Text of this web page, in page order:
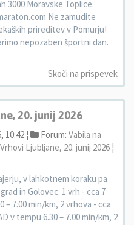
3000 Moravske Toplice.
Ne zamudite
prireditev v Pomurju!
nepozaben športni dan.
Skoči na prispevek
20. junij 2026
10:42 ¦ Forum: Vabila na
Ljubljane, 20. junij 2026 ¦
v lahkotnem koraku pa
in Golovec. 1 vrh - cca 7
– 7.00 min/km, 2 vrhova - cca
v tempu 6.30 – 7.00 min/km, 2